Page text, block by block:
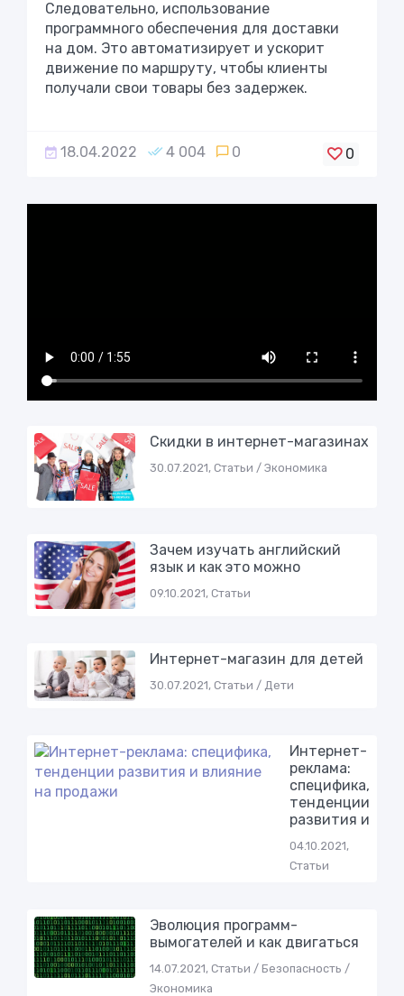
Следовательно, использование
программного обеспечения для доставки
на дом. Это автоматизирует и ускорит
движение по маршруту, чтобы клиенты
получали свои товары без задержек.
18.04.2022 4 004 0 0
Скидки в интернет-магазинах
30.07.2021, Статьи / Экономика
Зачем изучать английский
язык и как это можно
09.10.2021, Статьи
Интернет-магазин для детей
30.07.2021, Статьи / Дети
Интернет-
реклама:
специфика,
тенденции
развития и
04.10.2021,
Статьи
Эволюция программ-
вымогателей и как двигаться
14.07.2021, Статьи / Безопасность /
Экономика